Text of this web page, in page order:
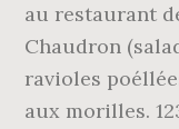
au restaurant
Chaudron
ravioles
aux morilles.